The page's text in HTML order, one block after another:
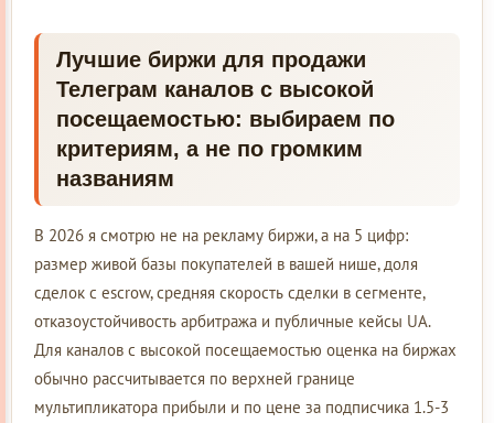
Лучшие биржи для продажи
Телеграм каналов с высокой
посещаемостью: выбираем по
критериям, а не по громким
названиям
В 2026 я смотрю не на рекламу биржи, а на 5 цифр:
размер живой базы покупателей в вашей нише, доля
сделок с escrow, средняя скорость сделки в сегменте,
отказоустойчивость арбитража и публичные кейсы UA.
Для каналов с высокой посещаемостью оценка на биржах
обычно рассчитывается по верхней границе
мультипликатора прибыли и по цене за подписчика 1.5-3